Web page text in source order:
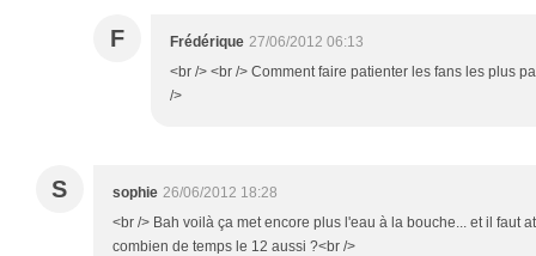
F Frédérique 27/06/2012 06:13
<br /> <br /> Comment faire patienter les fans les plus
/>
S sophie 26/06/2012 18:28
<br /> Bah voilà ça met encore plus l'eau à la bouche... et il faut
combien de temps le 12 aussi ?<br />